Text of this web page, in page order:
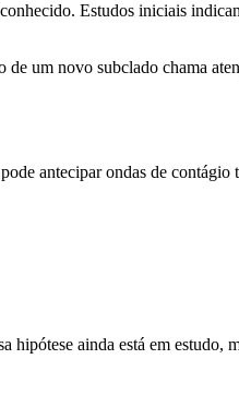
Estudos iniciais
um novo subclado chama
antecipar ondas de contágio
hipótese ainda está em estudo,